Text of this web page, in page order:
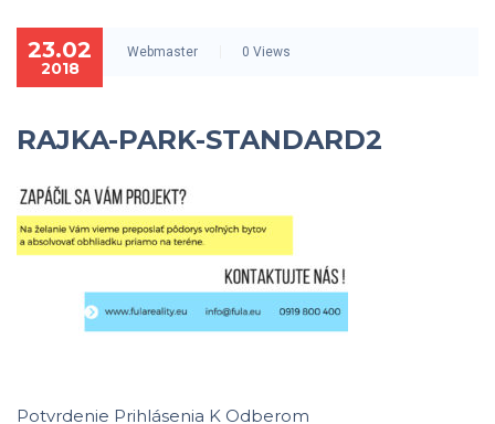
23.02
2018
Webmaster 0 Views
RAJKA-PARK-STANDARD2
Potvrdenie Prihlásenia K Odberom